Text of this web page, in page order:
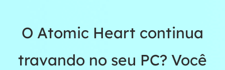
O Atomic Heart continua
travando no seu PC? Você